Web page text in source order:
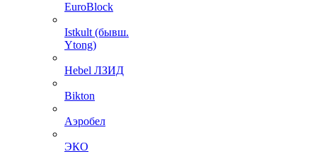
EuroBlock
Istkult (бывш.
Ytong)
Hebel ЛЗИД
Bikton
Аэробел
ЭКО